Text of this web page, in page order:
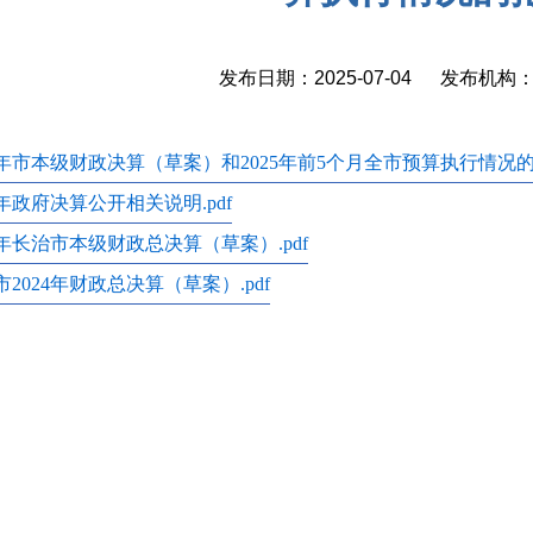
发布日期：2025-07-04 发布机构
市本级财政决算（草案）和2025年前5个月全市预算执行情况
政府决算公开相关说明.pdf
长治市本级财政总决算（草案）.pdf
2024年财政总决算（草案）.pdf